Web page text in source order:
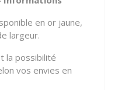
en or jaune,
largeur.
la possibilité
vos envies en